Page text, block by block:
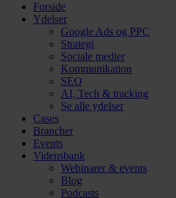
Forside
Ydelser
Google Ads og PPC
Strategi
Sociale medier
Kommunikation
SEO
AI, Tech & tracking
Se alle ydelser
Cases
Brancher
Events
Vidensbank
Webinarer & events
Blog
Podcasts